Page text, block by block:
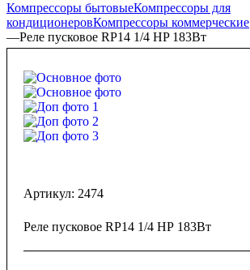
Компрессоры бытовыеКомпрессоры для
кондиционеровКомпрессоры коммерческие
—Реле пусковое RP14 1/4 HP 183Вт
Артикул: 2474
Реле пусковое RP14 1/4 HP 183Вт